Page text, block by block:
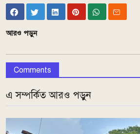
আরও পড়ুন
Comments
এ সম্পর্কিত আরও পড়ুন